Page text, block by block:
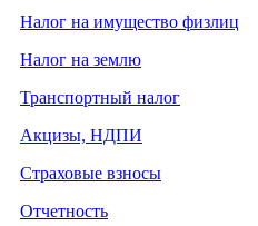
Налог на имущество физлиц
Налог на землю
Транспортный налог
Акцизы, НДПИ
Страховые взносы
Отчетность